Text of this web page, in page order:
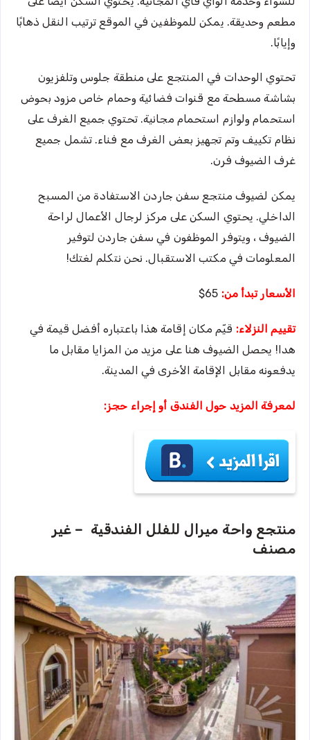
مطعم وحديقة. يمكن للموظفين في الموقع ترتيب النقل ذهابًا
وإيابًا.
تحتوي الوحدات في المنتجع على منطقة جلوس وتلفزيون
بشاشة مسطحة مع قنوات فضائية وحمام خاص مزود بحوض
استحمام ولوازم استحمام مجانية. تحتوي جميع الغرف على
نظام تكييف وتم تجهيز بعض الغرف مع فناء. تشمل جميع
غرف الضيوف فرن.
يمكن لضيوف منتجع سفن جاردن الاستفادة من المسبح
الداخلي. يحتوي السكن على مركز لرجال الأعمال لراحة
الضيوف ، ويتوفر الموظفون في سفن جاردن لتوفير
المعلومات في مكتب الاستقبال. نحن نتكلم لغتك!
الأسعار تبدأ من:
تقييم النزلاء: قيّم مكان إقامة هذا باعتباره أفضل قيمة في
هدا! يحصل الضيوف هنا على مزيد من المزايا مقابل ما
يدفعونه مقابل الإقامة الأخرى في المدينة.
لمعرفة المزيد حول الفندق أو إجراء حجز:
منتجع واحة ميرال للفلل الفندقية – غير
مصنف